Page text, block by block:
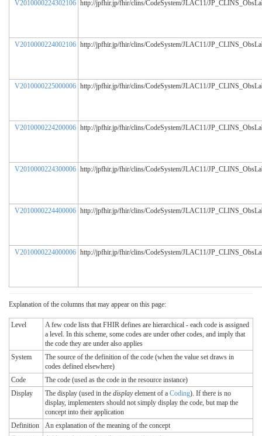
V2010000224302106 http://jpfhir.jp/fhir/clins/CodeSystem/JLAC11/
V2010000224002106 http://jpfhir.jp/fhir/clins/CodeSystem/JLAC11/
V2010000225000006 http://jpfhir.jp/fhir/clins/CodeSystem/JLAC11/
V2010000224200006 http://jpfhir.jp/fhir/clins/CodeSystem/JLAC11/
V2010000224300006 http://jpfhir.jp/fhir/clins/CodeSystem/JLAC11/
V2010000224400006 http://jpfhir.jp/fhir/clins/CodeSystem/JLAC11/
V2010000224000006 http://jpfhir.jp/fhir/clins/CodeSystem/JLAC11/
Explanation of the columns that may appear on this page:
Level
A few code lists that FHIR defines are hierarchical - each code is assigned
a level. In this scheme, some codes are under other codes, and imply that
the code they are under also applies
System
The source of the definition of the code (when the value set draws in
codes defined elsewhere)
Code
The code (used as the code in the resource instance)
Display
The display (used in the displayelement of a Coding). If there is no
display, implementers should not simply display the code, but map the
concept into their application
Definition
An explanation of the meaning of the concept